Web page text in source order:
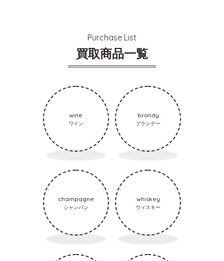
Purchase List
買取商品一覧
wine
ワイン
brandy
ブランデー
champagne
シャンパン
whiskey
ウィスキー